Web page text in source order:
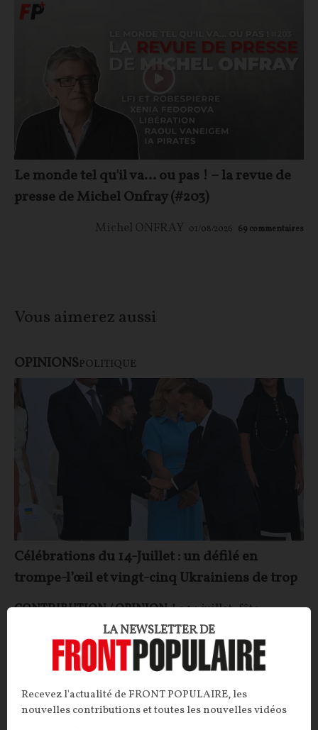
Le monde tel qu'il va… ou pas ! – la revue de
presse de Michel Onfray (#203)
Michel ONFRAY 01/08/2026 69 commentaires
Vous aimerez aussi
OPINIONSPOLITIQUE
Célébrations du 14-Juillet : un défilé en
trompe-l’œil et vingt-cinq Ukrainiens de trop
CONTRIBUTION / OPINION.Le 14 juillet, fête
nationale de la France. De la France… ou de l'Europe ?
Emmanuel Macron a vu dans le défilé parisien de ce
mardi l'occasion d'allier deux de ses passions : la mise
François JOYAUX
16/07/2026 55 commentaires
LA NEWSLETTER DE
Recevez l'actualité de FRONT POPULAIRE, les
nouvelles contributions et toutes les nouvelles vidéos